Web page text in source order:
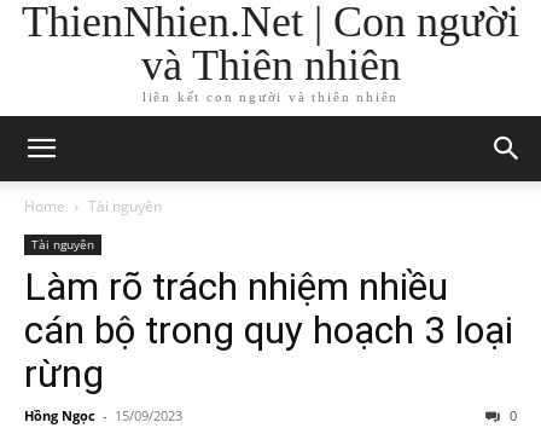
ThienNhien.Net | Con người
và Thiên nhiên
liên kết con người và thiên nhiên
Home Tài nguyên
Tài nguyên
Làm rõ trách nhiệm nhiều
cán bộ trong quy hoạch 3 loại
rừng
Hồng Ngọc - 15/09/2023 0